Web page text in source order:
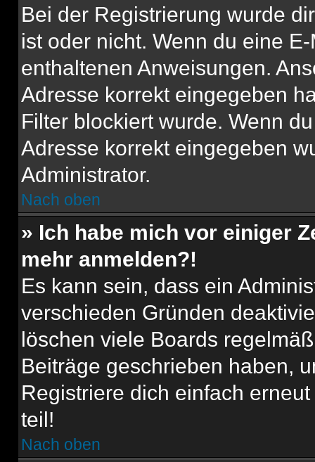
Bei der Registrierung wurde
ist oder nicht. Wenn du eine
enthaltenen Anweisungen.
Adresse korrekt eingegeben
Filter blockiert wurde. Wenn
Adresse korrekt eingegeben
Administrator.
Nach oben
» Ich habe mich vor einiger
mehr anmelden?!
Es kann sein, dass ein
verschieden Gründen
löschen viele Boards
Beiträge geschrieben haben,
Registriere dich einfach
teil!
Nach oben